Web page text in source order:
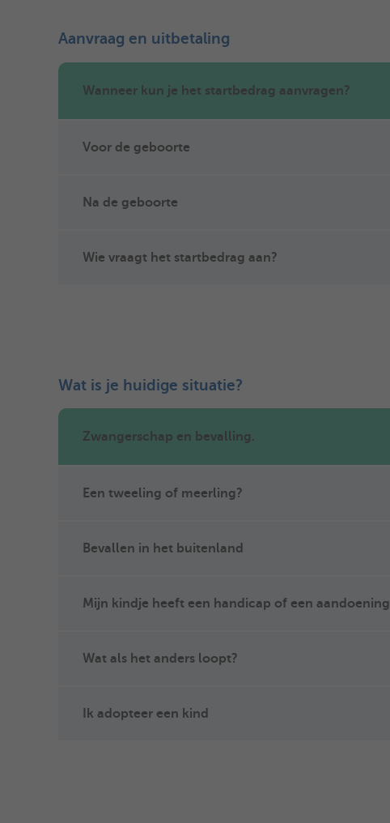
Aanvraag en uitbetaling
Wanneer kun je het startbedrag aanvragen?
Voor de geboorte
Na de geboorte
Wie vraagt het startbedrag aan?
Wat is je huidige situatie?
Zwangerschap en bevalling.
Een tweeling of meerling?
Bevallen in het buitenland
Mijn kindje heeft een handicap of een aandoening
Wat als het anders loopt?
Ik adopteer een kind